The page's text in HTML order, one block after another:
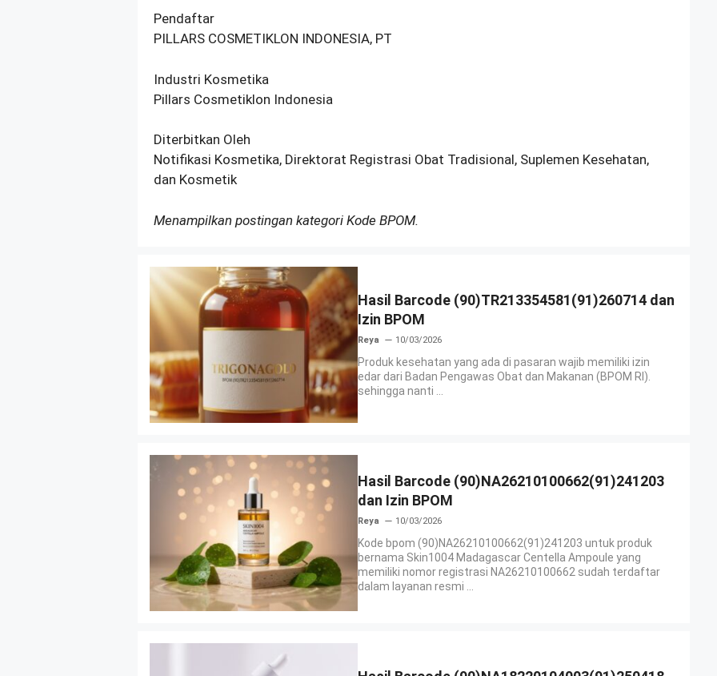
Pendaftar
PILLARS COSMETIKLON INDONESIA, PT
Industri Kosmetika
Pillars Cosmetiklon Indonesia
Diterbitkan Oleh
Notifikasi Kosmetika, Direktorat Registrasi Obat Tradisional, Suplemen Kesehatan,
dan Kosmetik
Menampilkan postingan kategori Kode BPOM.
Hasil Barcode (90)TR213354581(91)260714 dan
Izin BPOM
Reya 10/03/2026
Produk kesehatan yang ada di pasaran wajib memiliki izin
edar dari Badan Pengawas Obat dan Makanan (BPOM RI).
sehingga nanti ...
Hasil Barcode (90)NA26210100662(91)241203
dan Izin BPOM
Reya 10/03/2026
Kode bpom (90)NA26210100662(91)241203 untuk produk
bernama Skin1004 Madagascar Centella Ampoule yang
memiliki nomor registrasi NA26210100662 sudah terdaftar
dalam layanan resmi ...